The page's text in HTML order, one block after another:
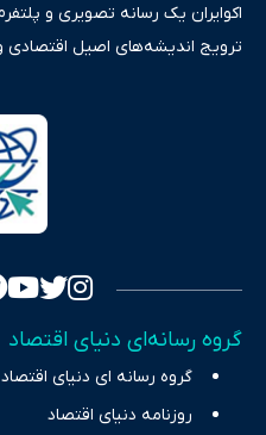
اکوایران یک رسانه تصویری و
ترویج اندیشه‌های اصیل اقتصادی و
ایران و جهان را در قالب‌های
پایش می‌کند. این رسانه به عنوان
اطلاع‌رسانی صرف، به تبیین
سرمایه‌گذاری، تجارت و حوزه‌های
به اصول «انصاف، امانت و
تصویری شفاف از واقعیت‌های
چالش‌های فقر و بیکاری را جست‌وجو
نیازهای خبری مخاطبان در حوزه‌های
حرفه‌ای و روزآمد پوشش می‌دهیم.
گروه رسانه‌ای دنیای اقتصاد
گروه رسانه ای دنیای اقتصاد
روزنامه دنیای اقتصاد